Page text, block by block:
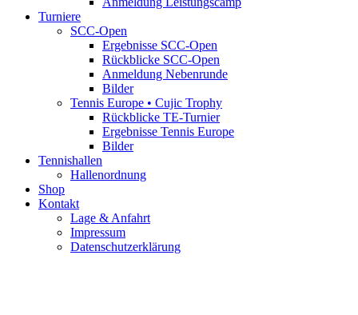
Turniere
SCC-Open
Ergebnisse SCC-Open
Rückblicke SCC-Open
Anmeldung Nebenrunde
Bilder
Tennis Europe • Cujic Trophy
Rückblicke TE-Turnier
Ergebnisse Tennis Europe
Bilder
Tennishallen
Hallenordnung
Shop
Kontakt
Lage & Anfahrt
Impressum
Datenschutzerklärung